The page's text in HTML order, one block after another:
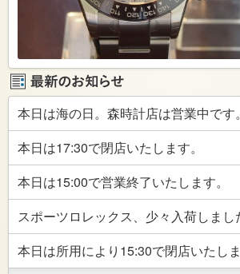
本日は海の日。森時計店は営業中です。
本日は17:30で閉店いたします。
本日は15:00で営業終了いたします。
スポーツロレックス、少々入荷しまし
本日は所用により15:30で閉店いたしま